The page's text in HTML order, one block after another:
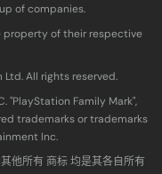
of companies.
property of their respective
Ltd. All rights reserved.
"PlayStation Family Mark",
trademarks or trademarks
Inc.
他所有 商标 均是其各自所有